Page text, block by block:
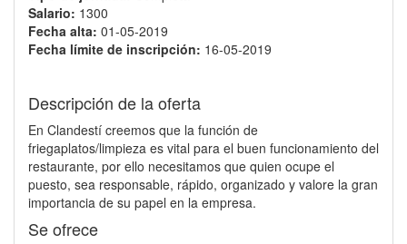
Salario: 1300
Fecha alta: 01-05-2019
Fecha límite de inscripción: 16-05-2019
Descripción de la oferta
En Clandestí creemos que la función de
friegaplatos/limpieza es vital para el buen funcionamiento del
restaurante, por ello necesitamos que quien ocupe el
puesto, sea responsable, rápido, organizado y valore la gran
importancia de su papel en la empresa.
Se ofrece